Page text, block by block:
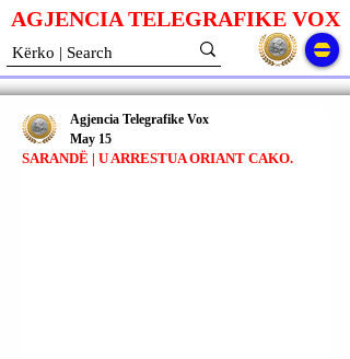
AGJENCIA TELEGRAFIKE VOX
SARANDË | U ARRESTUA ORIANT CAKO.
Agjencia Telegrafike Vox
May 15